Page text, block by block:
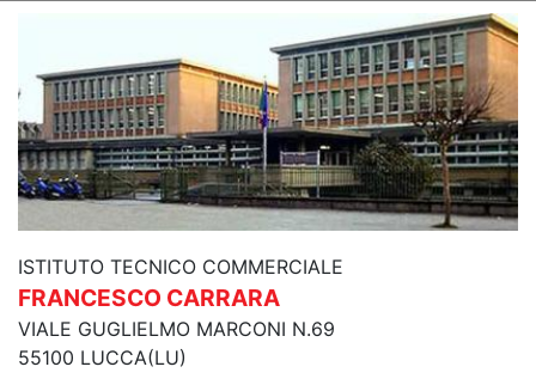
ISTITUTO TECNICO COMMERCIALE
FRANCESCO CARRARA
VIALE GUGLIELMO MARCONI N.69
55100 LUCCA(LU)